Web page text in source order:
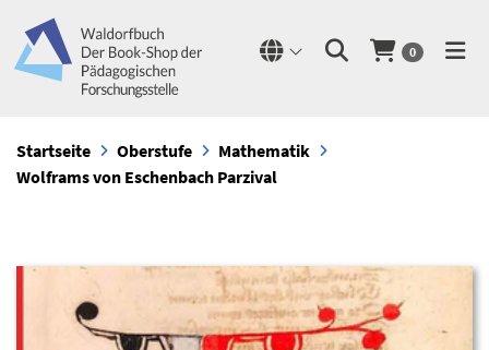
0
Startseite Oberstufe
Mathematik
Wolframs von Eschenbach Parzival